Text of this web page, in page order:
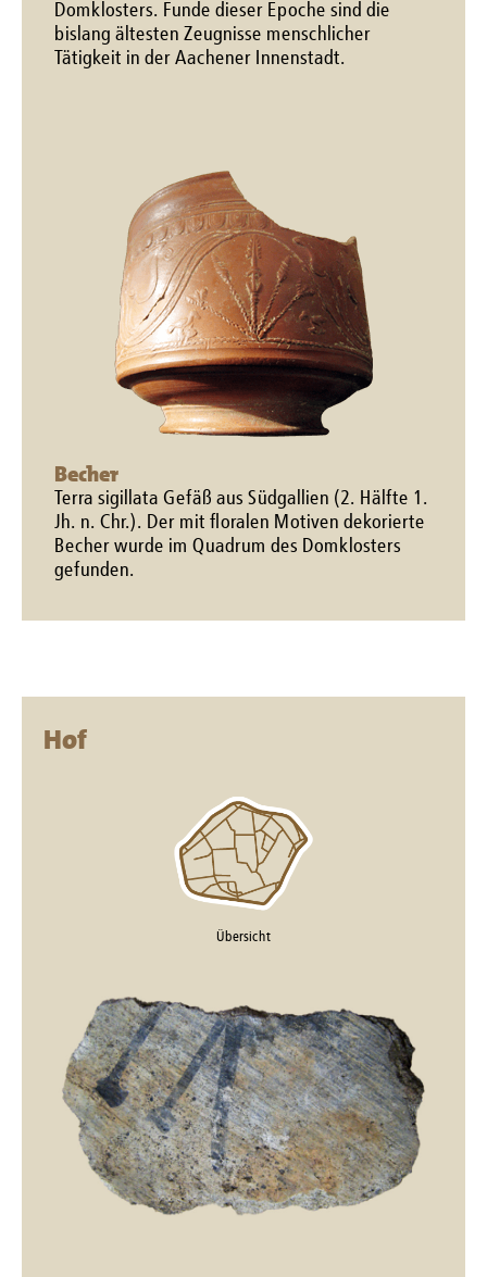
Domklosters. Funde dieser Epoche sind die
bislang ältesten Zeugnisse menschlicher
Tätigkeit in der Aachener Innenstadt.
Becher
Terra sigillata Gefäß aus Südgallien (2. Hälfte 1.
Jh. n. Chr.). Der mit floralen Motiven dekorierte
Becher wurde im Quadrum des Domklosters
gefunden.
Hof
Übersicht